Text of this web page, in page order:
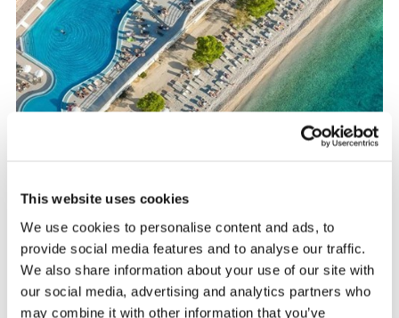
This website uses cookies
We use cookies to personalise content and ads, to
provide social media features and to analyse our traffic.
We also share information about your use of our site with
our social media, advertising and analytics partners who
may combine it with other information that you’ve
Makarska rivijera